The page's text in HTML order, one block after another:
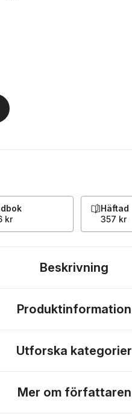
kr
Häftad
357 kr
Beskrivning
Produktinformation
Utforska kategorier
Mer om författaren